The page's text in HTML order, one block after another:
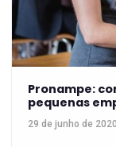
Pronampe:
pequenas
29 de junho de 2020